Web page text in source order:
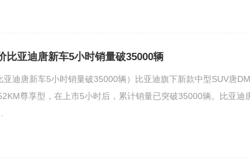
比亚迪唐新车5小时销量破35000辆
亚迪唐新车5小时销量破35000辆）比亚迪旗下新款中型SUV唐
尊享型，在上市5小时后，累计销量已突破35000辆。比亚迪